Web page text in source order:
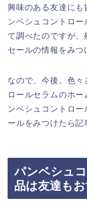
興味のある友達にも
ンベシュコントロ
て調べたのですが、
セールの情報をみつ
なので、今後、色々
ロールセラムのホ
ンベシュコントロ
ールをみつけたら記
パンベシュ
品は友達も